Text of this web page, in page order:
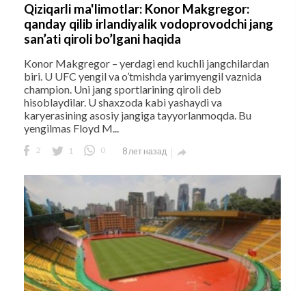
Qiziqarli ma'limotlar: Konor Makgregor:
qanday qilib irlandiyalik vodoprovodchi jang
san’ati qiroli bo’lgani haqida
Konor Makgregor – yerdagi end kuchli jangchilardan
biri. U UFC yengil va o’tmishda yarimyengil vaznida
champion. Uni jang sportlarining qiroli deb
hisoblaydilar. U shaxzoda kabi yashaydi va
karyerasining asosiy jangiga tayyorlanmoqda. Bu
yengilmas Floyd M...
2 1 0 8 лет назад 